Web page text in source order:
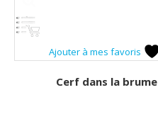
Ajouter à mes favoris
Cerf dans la brume